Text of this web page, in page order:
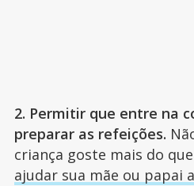
2. Permitir que entre na
preparar as refeições.
criança goste mais do
ajudar sua mãe ou papai